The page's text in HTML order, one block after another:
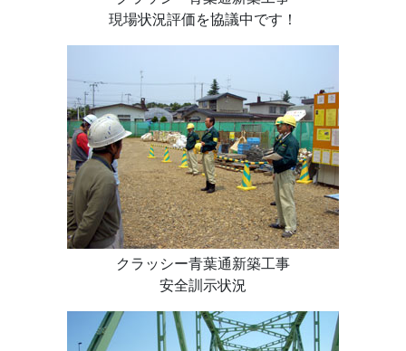
現場状況評価を協議中です！
クラッシー青葉通新築工事
安全訓示状況